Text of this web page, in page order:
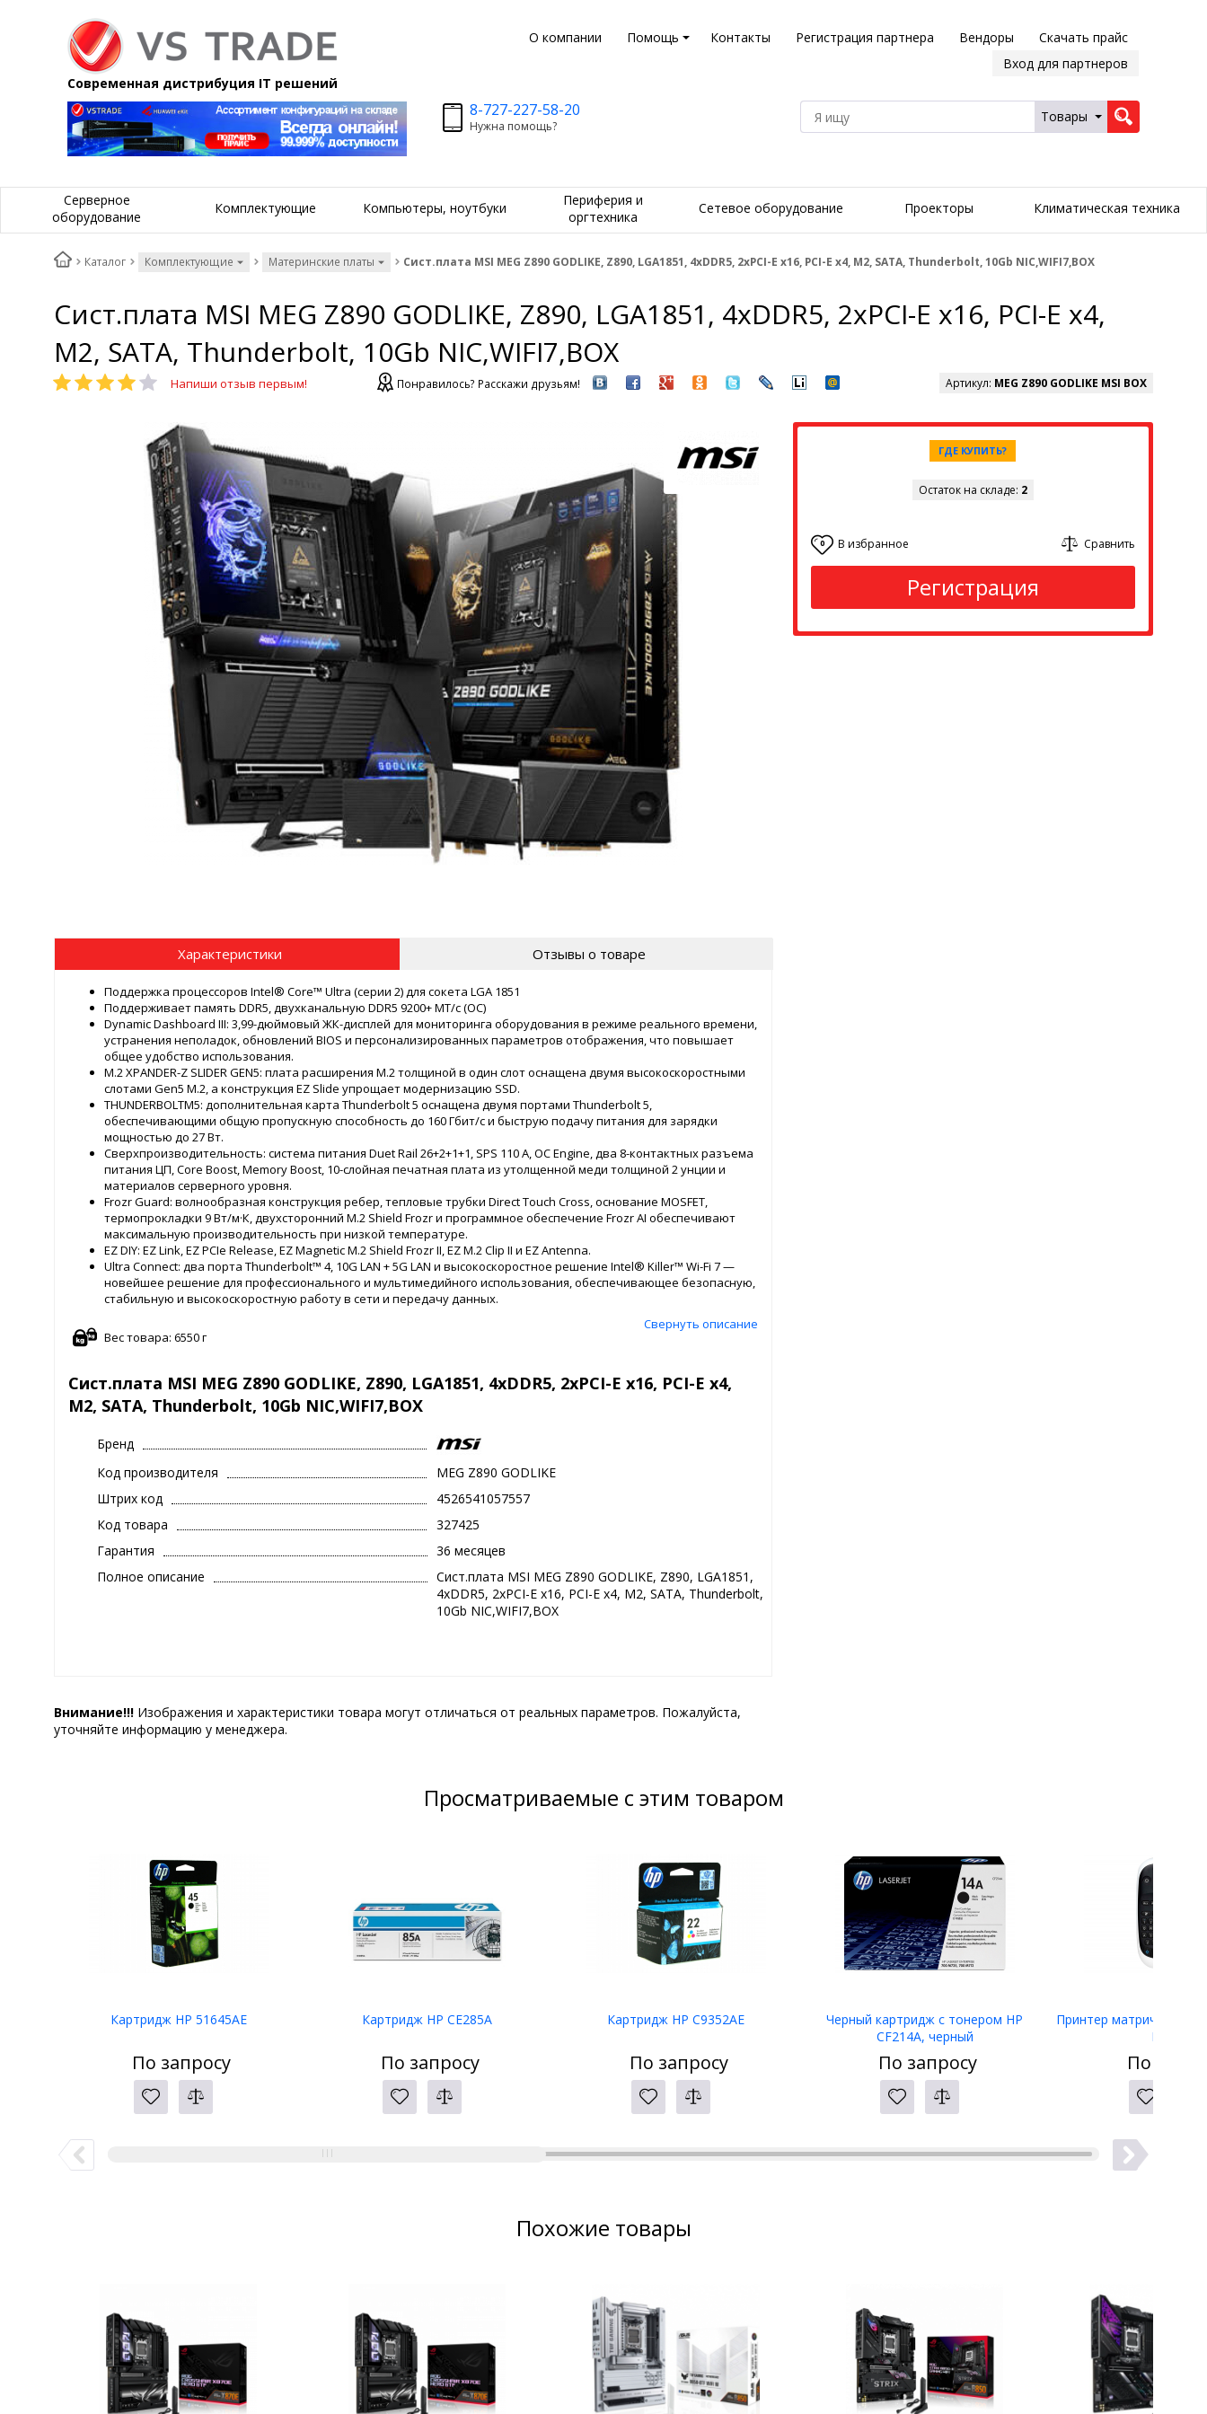
О компании Помощь Контакты Регистрация партнера Вендоры
Скачать прайс
Вход для партнеров
Современная дистрибуция IT решений
8-727-227-58-20
Нужна помощь?
Товары
Серверное
оборудование
Комплектующие Компьютеры, ноутбуки
Периферия и
оргтехника
Сетевое оборудование Проекторы Климатическая техника
Каталог Комплектующие Материнские платы Сист.плата MSI MEG Z890 GODLIKE, Z890, LGA1851, 4xDDR5, 2xPCI-E x16, PCI-E x4, M2, SATA, Thunderbolt, 10Gb NIC,WIFI7,BOX
Сист.плата MSI MEG Z890 GODLIKE, Z890, LGA1851, 4xDDR5, 2xPCI-E x16, PCI-E x4,
M2, SATA, Thunderbolt, 10Gb NIC,WIFI7,BOX
Напиши отзыв первым! Понравилось? Расскажи друзьям! Артикул: MEG Z890 GODLIKE MSI BOX
ГДЕ КУПИТЬ?
Остаток на складе: 2
0 В избранное Сравнить
Регистрация
Характеристики Отзывы о товаре
Поддержка процессоров Intel® Core™ Ultra (серии 2) для сокета LGA 1851
Поддерживает память DDR5, двухканальную DDR5 9200+ MT/с (OC)
Dynamic Dashboard III: 3,99-дюймовый ЖК-дисплей для мониторинга оборудования в режиме реального времени,
устранения неполадок, обновлений BIOS и персонализированных параметров отображения, что повышает
общее удобство использования.
M.2 XPANDER-Z SLIDER GEN5: плата расширения M.2 толщиной в один слот оснащена двумя высокоскоростными
слотами Gen5 M.2, а конструкция EZ Slide упрощает модернизацию SSD.
THUNDERBOLTM5: дополнительная карта Thunderbolt 5 оснащена двумя портами Thunderbolt 5,
обеспечивающими общую пропускную способность до 160 Гбит/с и быструю подачу питания для зарядки
мощностью до 27 Вт.
Сверхпроизводительность: система питания Duet Rail 26+2+1+1, SPS 110 А, OC Engine, два 8-контактных разъема
питания ЦП, Core Boost, Memory Boost, 10-слойная печатная плата из утолщенной меди толщиной 2 унции и
материалов серверного уровня.
Frozr Guard: волнообразная конструкция ребер, тепловые трубки Direct Touch Cross, основание MOSFET,
термопрокладки 9 Вт/м·К, двухсторонний M.2 Shield Frozr и программное обеспечение Frozr AI обеспечивают
максимальную производительность при низкой температуре.
EZ DIY: EZ Link, EZ PCIe Release, EZ Magnetic M.2 Shield Frozr II, EZ M.2 Clip II и EZ Antenna.
Ultra Connect: два порта Thunderbolt™ 4, 10G LAN + 5G LAN и высокоскоростное решение Intel® Killer™ Wi-Fi 7 —
новейшее решение для профессионального и мультимедийного использования, обеспечивающее безопасную,
стабильную и высокоскоростную работу в сети и передачу данных.
Свернуть описание
Вес товара: 6550 г
Сист.плата MSI MEG Z890 GODLIKE, Z890, LGA1851, 4xDDR5, 2xPCI-E x16, PCI-E x4,
M2, SATA, Thunderbolt, 10Gb NIC,WIFI7,BOX
Бренд
Код производителя
MEG Z890 GODLIKE
Штрих код
4526541057557
Код товара
327425
Гарантия
36 месяцев
Полное описание
Сист.плата MSI MEG Z890 GODLIKE, Z890, LGA1851,
4xDDR5, 2xPCI-E x16, PCI-E x4, M2, SATA, Thunderbolt,
10Gb NIC,WIFI7,BOX
Внимание!!! Изображения и характеристики товара могут отличаться от реальных параметров. Пожалуйста,
уточняйте информацию у менеджера.
Просматриваемые с этим товаром
Картридж HP 51645AE
По запросу
Картридж HP CE285A
По запросу
Картридж HP C9352AE
По запросу
Черный картридж с тонером HP
CF214A, черный
По запросу
Принтер матричный
LW-400
По
Похожие товары